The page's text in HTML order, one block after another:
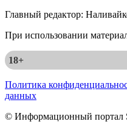
Главный редактор:
При использовании
18+
Политика
данных
© Информационный портал